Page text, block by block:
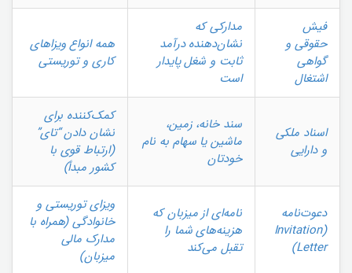
فیش
حقوقی و
گواهی
اشتغال
مدارکی که
نشان‌دهنده درآمد
ثابت و شغل پایدار
است
همه انواع ویزاهای
کاری و توریستی
اسناد ملکی
و دارایی
سند خانه، زمین،
ماشین یا سهام به نام
خودتان
کمک‌کننده برای
نشان دادن “تای”
(ارتباط قوی با
کشور مبدأ)
دعوت‌نامه
(Invitation
Letter)
نامه‌ای از میزبان که
هزینه‌های شما را
تقبل می‌کند
ویزای توریستی و
خانوادگی (همراه با
مدارک مالی
میزبان)